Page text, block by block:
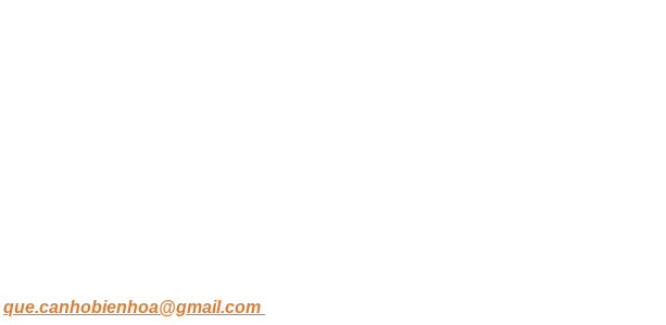
que.canhobienhoa@gmail.com